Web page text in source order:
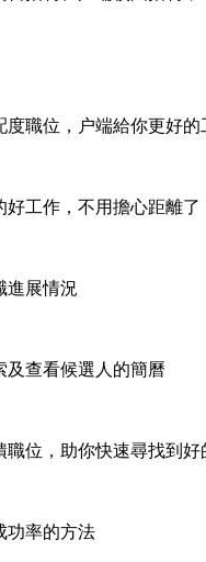
職位，户端給你更好的
好工作，不用擔心距離了
進展情況
及查看候選人的簡曆
位，助你快速尋找到好
功率的方法